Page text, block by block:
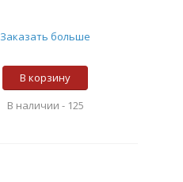
Заказать больше
В корзину
В наличии - 125